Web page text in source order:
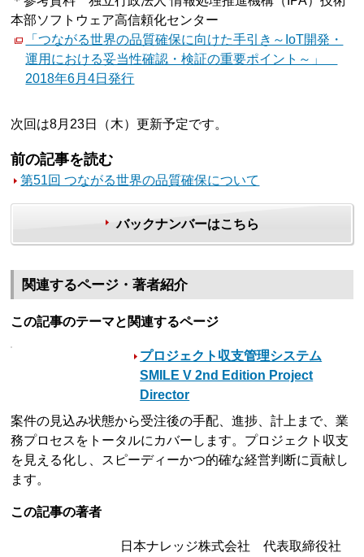
本部ソフトウェア高信頼化センター
「つながる世界の品質確保に向けた手引き～IoT開発・
運用における妥当性確認・検証の重要ポイント～」
2018年6月4日発行
次回は8月23日（木）更新予定です。
前の記事を読む
第51回 つながる世界の品質確保について
バックナンバーはこちら
関連するページ・著者紹介
この記事のテーマと関連するページ
プロジェクト収支管理システム
SMILE V 2nd Edition Project
Director
案件の見込み状態から受注後の手配、進捗、計上まで、業
務プロセスをトータルにカバーします。プロジェクト収支
を見える化し、スピーディーかつ的確な経営判断に貢献し
ます。
この記事の著者
日本ナレッジ株式会社 代表取締役社